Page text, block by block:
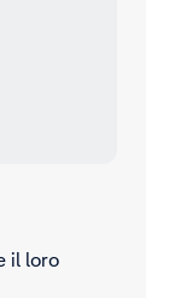
il loro